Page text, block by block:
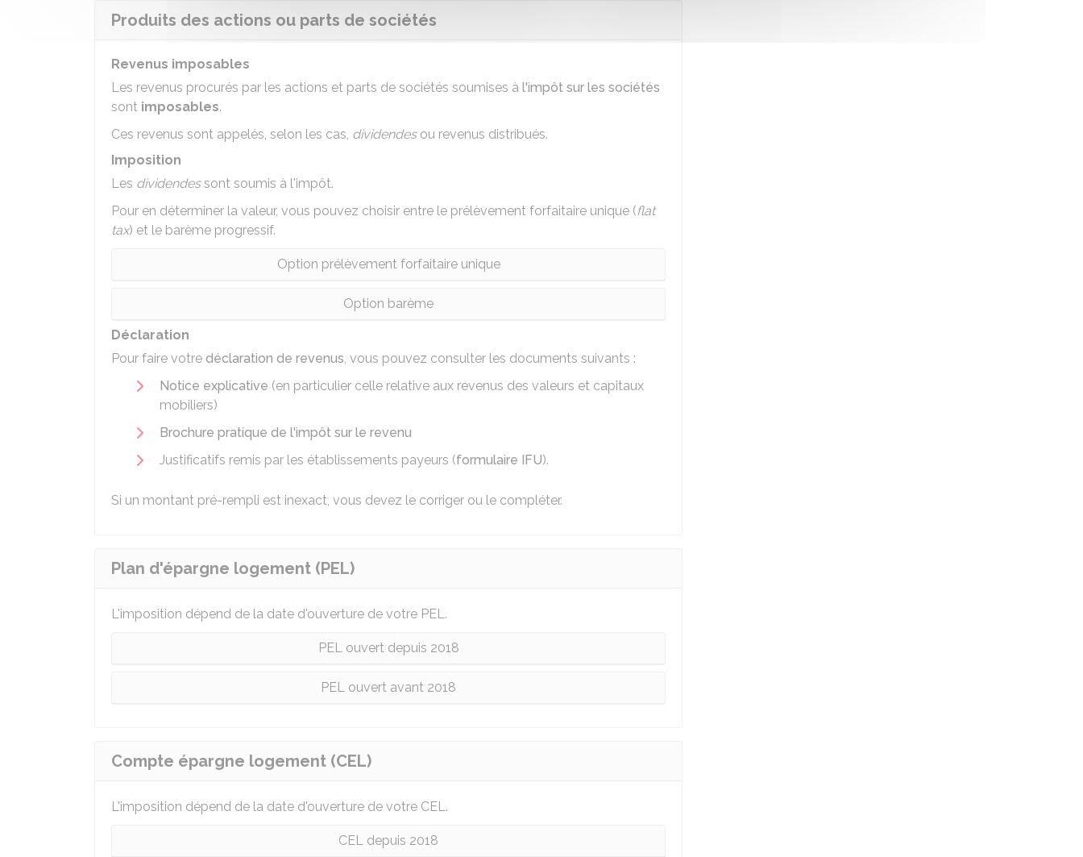
Produits des actions ou parts de sociétés
Revenus imposables
Les revenus procurés par les actions et parts de sociétés soumises à l'impôt sur les sociétés
sont imposables.
Ces revenus sont appelés, selon les cas, dividendesou revenus distribués.
Imposition
Les dividendessont soumis à l'impôt.
Pour en déterminer la valeur, vous pouvez choisir entre le prélèvement forfaitaire unique (flat
tax) et le barème progressif.
Option prélèvement forfaitaire unique
Option barème
Déclaration
Pour faire votre déclaration de revenus, vous pouvez consulter les documents suivants :
Notice explicative (en particulier celle relative aux revenus des valeurs et capitaux
mobiliers)
Brochure pratique de l'impôt sur le revenu
Justificatifs remis par les établissements payeurs (formulaire IFU).
Si un montant pré-rempli est inexact, vous devez le corriger ou le compléter.
Plan d'épargne logement (PEL)
L'imposition dépend de la date d'ouverture de votre PEL.
PEL ouvert depuis 2018
PEL ouvert avant 2018
Compte épargne logement (CEL)
L'imposition dépend de la date d'ouverture de votre CEL.
CEL depuis 2018